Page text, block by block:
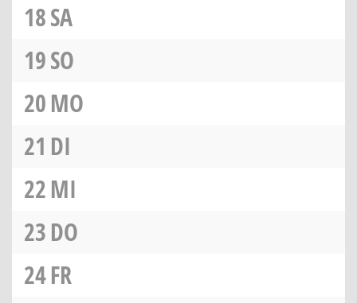
18SA
19SO
20MO
21 DI
22MI
23DO
24FR